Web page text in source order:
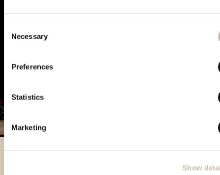
Selection
Necessary
Preferences
Statistics
Marketing
Show